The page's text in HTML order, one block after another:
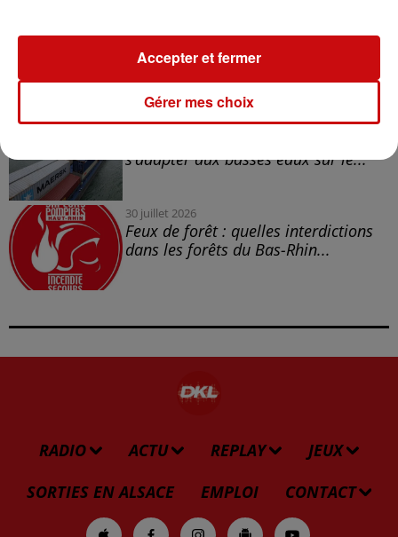
31 juillet 2026
la 77e Foire aux vins de Colmar
ouvre ses portes pendant 10 jours
30 juillet 2026
s’adapter aux basses eaux sur le...
30 juillet 2026
Feux de forêt : quelles interdictions
dans les forêts du Bas-Rhin...
RADIO ACTU REPLAY
JEUX
SORTIES EN ALSACE
EMPLOI CONTACT
Gérer mes choix
Accepter et fermer